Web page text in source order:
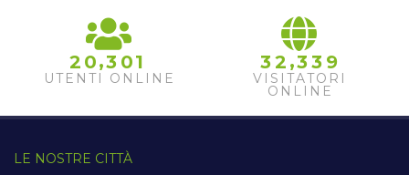
2 0,3 01
UTENTI ONLINE
32 ,33 9
VISITATORI
ONLINE
LE NOSTRE CITTÀ